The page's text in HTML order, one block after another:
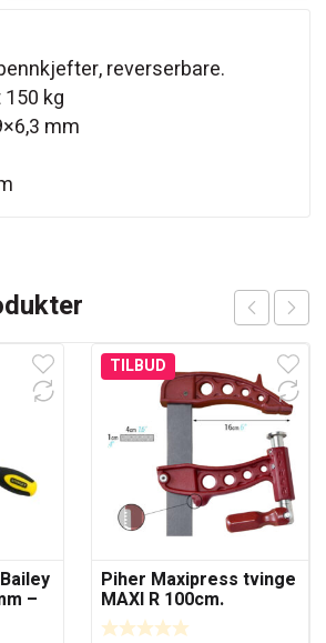
reverserbare.
kg
mm
–
TILBUD
Piher Maxipress tvinge
MAXI R 100cm.